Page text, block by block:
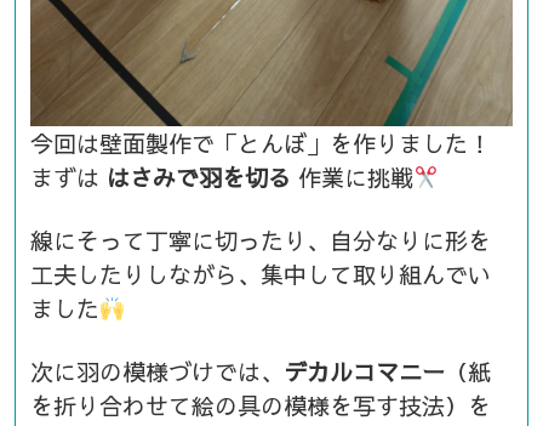
今回は壁面製作で「とんぼ」を作りました！
まずは はさみで羽を切る 作業に挑戦
線にそって丁寧に切ったり、自分なりに形を
工夫したりしながら、集中して取り組んでい
ました
次に羽の模様づけでは、 デカルコマニー（紙
を折り合わせて絵の具の模様を写す技法）を